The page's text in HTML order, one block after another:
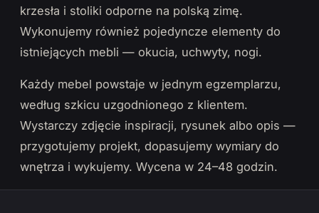
krzesła i stoliki odporne na polską zimę.
Wykonujemy również pojedyncze elementy do
istniejących mebli — okucia, uchwyty, nogi.
Każdy mebel powstaje w jednym egzemplarzu,
według szkicu uzgodnionego z klientem.
Wystarczy zdjęcie inspiracji, rysunek albo opis —
przygotujemy projekt, dopasujemy wymiary do
wnętrza i wykujemy. Wycena w 24–48 godzin.